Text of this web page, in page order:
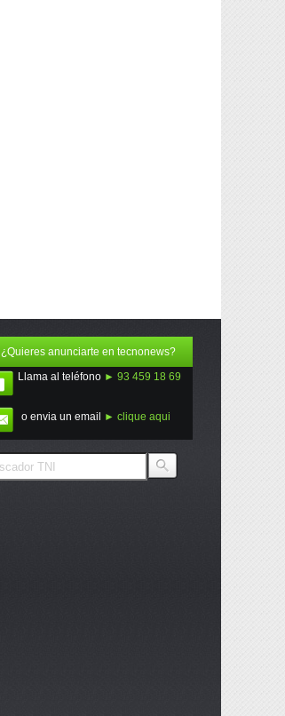
¿Quieres anunciarte en tecnonews?
Llama al teléfono ► 93 459 18 69
o envia un email ► clique aqui